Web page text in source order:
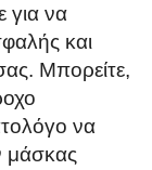
για να
και
Μπορείτε,
να
μάσκας